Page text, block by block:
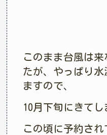
このまま台風は
たが、やっぱり水
ますので、
10月下旬にきてし
この頃に予約さ